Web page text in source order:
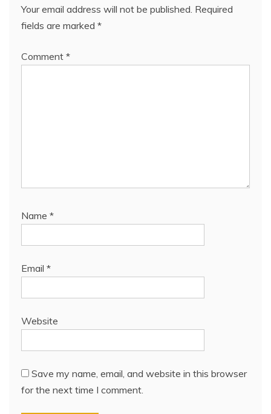
Your email address will not be published. Required
fields are marked *
Comment *
Name *
Email *
Website
Save my name, email, and website in this browser
for the next time I comment.